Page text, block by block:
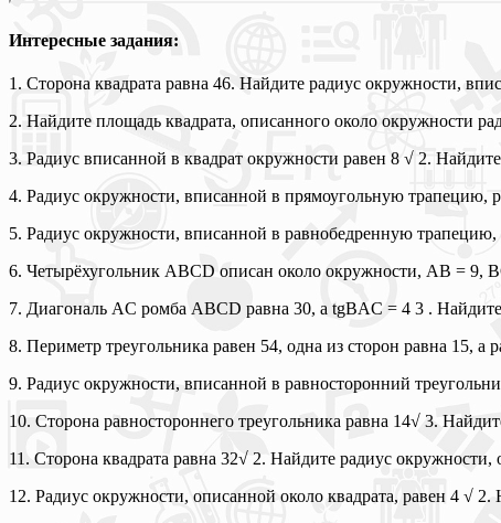
Интересные задания:
1. Сторона квадрата равна 46. Найдите радиус окружности,
2. Найдите площадь квадрата, описанного около окружности
3. Радиус вписанной в квадрат окружности равен 8 √ 2. Найдите
4. Радиус окружности, вписанной в прямоугольную трапецию,
5. Радиус окружности, вписанной в равнобедренную
6. Четырёхугольник ABCD описан около окружности, AB = 9,
7. Диагональ AC ромба ABCD равна 30, а tgBAC = 4 3 .
8. Периметр треугольника равен 54, одна из сторон равна 15,
9. Радиус окружности, вписанной в равносторонний
10. Сторона равностороннего треугольника равна 14√ 3.
11. Сторона квадрата равна 32√ 2. Найдите радиус окружности,
12. Радиус окружности, описанной около квадрата, равен 4 √ 2.